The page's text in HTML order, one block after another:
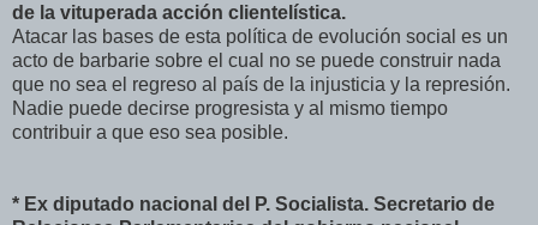
de la vituperada acción clientelística.
Atacar las bases de esta política de evolución social es un
acto de barbarie sobre el cual no se puede construir nada
que no sea el regreso al país de la injusticia y la represión.
Nadie puede decirse progresista y al mismo tiempo
contribuir a que eso sea posible.
* Ex diputado nacional del P. Socialista. Secretario de